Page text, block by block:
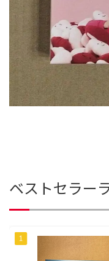
ベストセラー